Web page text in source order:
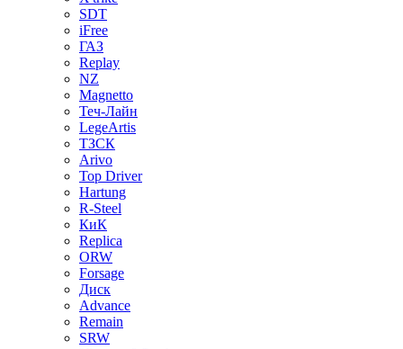
SDT
iFree
ГАЗ
Replay
NZ
Magnetto
Теч-Лайн
LegeArtis
ТЗСК
Arivo
Top Driver
Hartung
R-Steel
КиК
Replica
ORW
Forsage
Диск
Advance
Remain
SRW